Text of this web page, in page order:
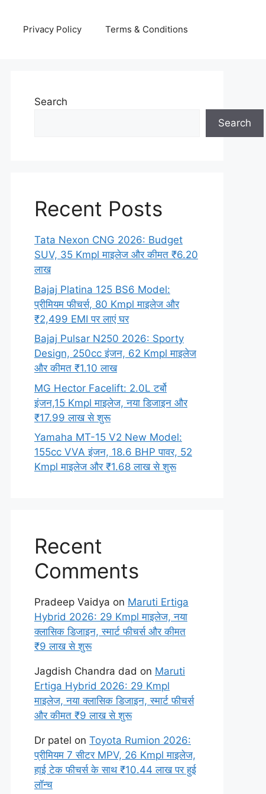
Privacy Policy Terms & Conditions
Search
Search
Recent Posts
Tata Nexon CNG 2026: Budget
SUV, 35 Kmpl माइलेज और कीमत ₹6.20
लाख
Bajaj Platina 125 BS6 Model:
प्रीमियम फीचर्स, 80 Kmpl माइलेज और
₹2,499 EMI पर लाएं घर
Bajaj Pulsar N250 2026: Sporty
Design, 250cc इंजन, 62 Kmpl माइलेज
और कीमत ₹1.10 लाख
MG Hector Facelift: 2.0L टर्बो
इंजन,15 Kmpl माइलेज, नया डिजाइन और
₹17.99 लाख से शुरू
Yamaha MT-15 V2 New Model:
155cc VVA इंजन, 18.6 BHP पावर, 52
Kmpl माइलेज और ₹1.68 लाख से शुरू
Recent
Comments
Pradeep Vaidya on Maruti Ertiga
Hybrid 2026: 29 Kmpl माइलेज, नया
क्लासिक डिजाइन, स्मार्ट फीचर्स और कीमत
₹9 लाख से शुरू
Jagdish Chandra dad on Maruti
Ertiga Hybrid 2026: 29 Kmpl
माइलेज, नया क्लासिक डिजाइन, स्मार्ट फीचर्स
और कीमत ₹9 लाख से शुरू
Dr patel on Toyota Rumion 2026:
प्रीमियम 7 सीटर MPV, 26 Kmpl माइलेज,
हाई टेक फीचर्स के साथ ₹10.44 लाख पर हुई
लॉन्च